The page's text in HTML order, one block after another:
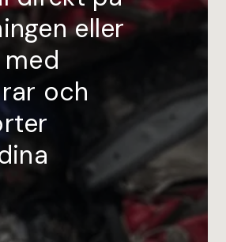
eller
och